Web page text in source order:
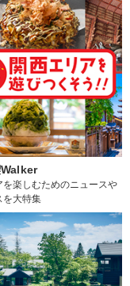
を楽しむためのニュースや
を大特集